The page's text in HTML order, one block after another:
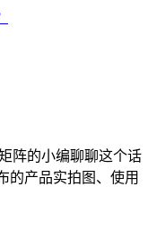
阵的小编聊聊这个话
的产品实拍图、使用